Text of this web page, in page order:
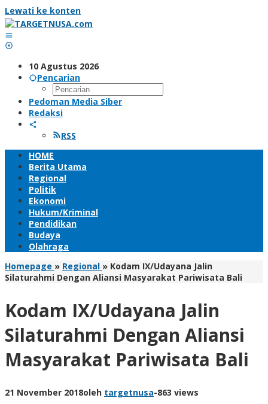
Lewati ke konten
10 Agustus 2026
Pencarian
Pedoman Media Siber
Redaksi
RSS
HOME
Berita Utama
Regional
Politik
Ekonomi
Hukum/Kriminal
Pendidikan
Budaya
Olahraga
Homepage » Regional » Kodam IX/Udayana Jalin
Silaturahmi Dengan Aliansi Masyarakat Pariwisata Bali
Kodam IX/Udayana Jalin
Silaturahmi Dengan Aliansi
Masyarakat Pariwisata Bali
21 November 2018oleh targetnusa-863 views